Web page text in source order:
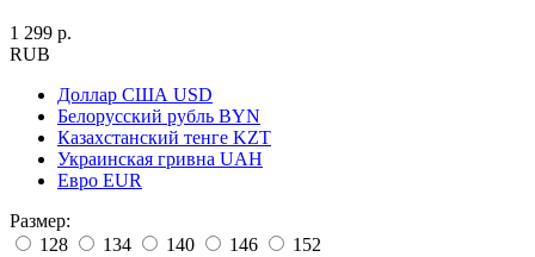
1 299 р.
RUB
Доллар США USD
Белорусский рубль BYN
Казахстанский тенге KZT
Украинская гривна UAH
Евро EUR
Размер:
128
134 140 146
152